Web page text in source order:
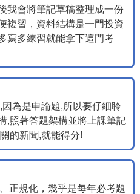
我會將筆記草稿整理成一份
複習，資料結構是一門投資
寫多練習就能拿下這門考
因為是申論題,所以要仔細聆
,照著答題架構並將上課筆記
的新聞,就能得分!
正規化，幾乎是每年必考題